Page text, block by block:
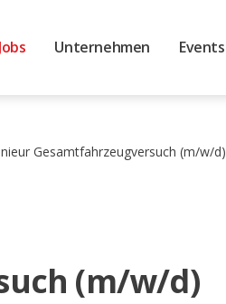
Jobs Unternehmen Events
Gesamtfahrzeugversuch (m/w/d)
(m/w/d)